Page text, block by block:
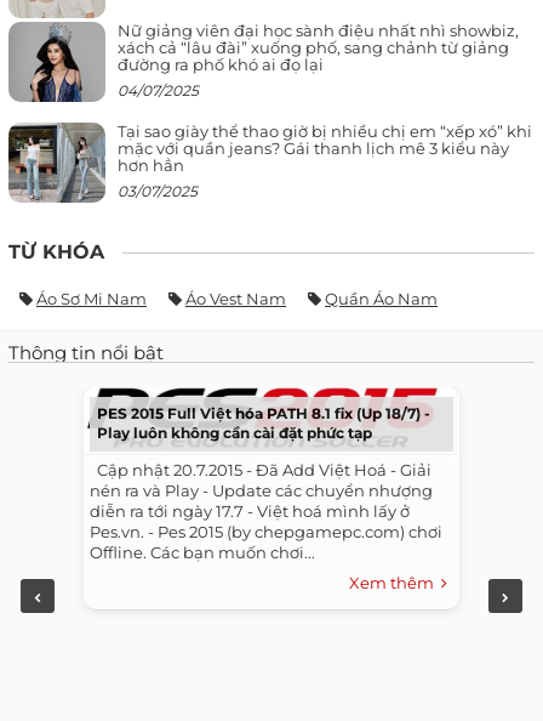
Nữ giảng viên đại học sành điệu nhất nhì showbiz,
xách cả “lâu đài” xuống phố, sang chảnh từ giảng
đường ra phố khó ai đọ lại
04/07/2025
Tại sao giày thể thao giờ bị nhiều chị em “xếp xó” khi
mặc với quần jeans? Gái thanh lịch mê 3 kiểu này
hơn hẳn
03/07/2025
TỪ KHÓA
Áo Sơ Mi Nam Áo Vest Nam Quần Áo Nam
Thông tin nổi bật
PES 2015 Full Việt hóa PATH 8.1 fix (Up 18/7) -
Play luôn không cần cài đặt phức tạp
​ ​ Cập nhật 20.7.2015 - Đã Add Việt Hoá - Giải
nén ra và Play - Update các chuyển nhượng
diễn ra tới ngày 17.7 - Việt hoá mình lấy ở
Pes.vn. - Pes 2015 (by chepgamepc.com) chơi
Offline. Các bạn muốn chơi...
Xem thêm